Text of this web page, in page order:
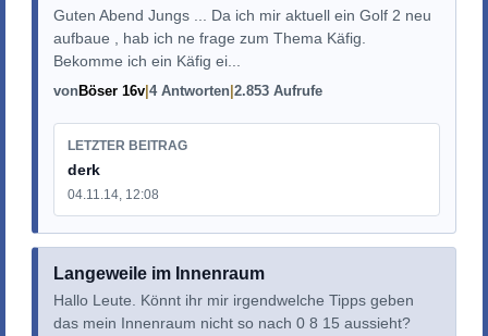
Guten Abend Jungs ... Da ich mir aktuell ein Golf 2 neu
aufbaue , hab ich ne frage zum Thema Käfig.
Bekomme ich ein Käfig ei...
vonBöser 16v 4 Antworten 2.853 Aufrufe
LETZTER BEITRAG
derk
04.11.14, 12:08
Langeweile im Innenraum
Hallo Leute. Könnt ihr mir irgendwelche Tipps geben
das mein Innenraum nicht so nach 0 8 15 aussieht?